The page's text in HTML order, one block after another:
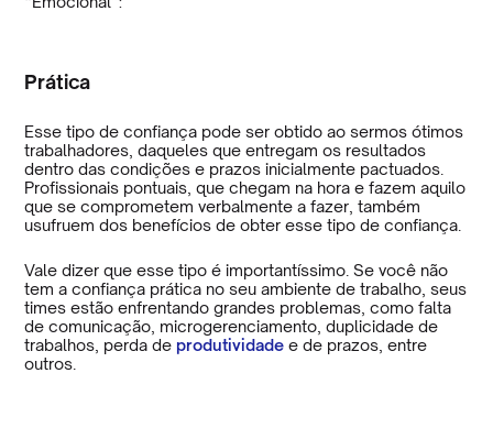
Prática
Esse tipo de confiança pode ser obtido ao sermos ótimos
trabalhadores, daqueles que entregam os resultados
dentro das condições e prazos inicialmente pactuados.
Profissionais pontuais, que chegam na hora e fazem aquilo
que se comprometem verbalmente a fazer, também
usufruem dos benefícios de obter esse tipo de confiança.
Vale dizer que esse tipo é importantíssimo. Se você não
tem a confiança prática no seu ambiente de trabalho, seus
times estão enfrentando grandes problemas, como falta
de comunicação, microgerenciamento, duplicidade de
trabalhos, perda de produtividade e de prazos, entre
outros.